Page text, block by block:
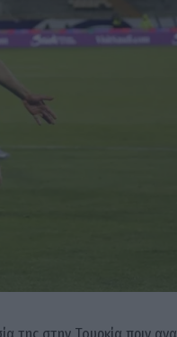
της στην Τουρκία πριν